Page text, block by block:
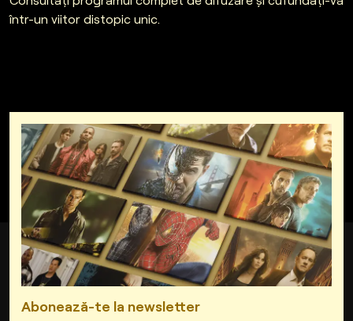
într-un viitor distopic unic.
Abonează-te la newsletter